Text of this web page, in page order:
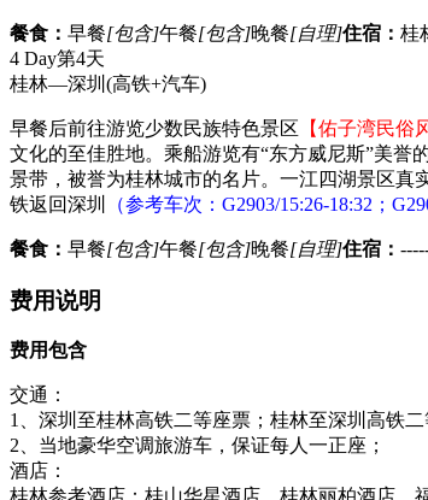
餐食： 早餐[包含]午餐[包含]晚餐[自理]住宿： 桂
4 Day第4天
桂林—深圳 (高铁+汽车)
早餐后前往游览少数民族特色景区 【佑子湾民俗
文化的至佳胜地。乘船游览有“东方威尼斯”美誉
景带，被誉为桂林城市的名片。一江四湖景区真
铁返回深圳
（参考车次：G2903/15:26-18:32；
餐食： 早餐[包含]午餐[包含]晚餐[自理]住宿：
费用说明
费用包含
交通：
1、深圳至桂林高铁二等座票；桂林至深圳高铁
2、当地豪华空调旅游车，保证每人一正座；
酒店：